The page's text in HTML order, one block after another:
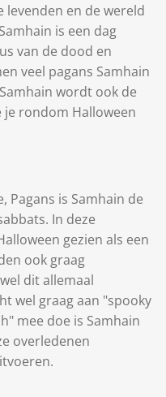
levenden en de wereld
is een dag
van de dood en
veel pagans Samhain
wordt ook de
je rondom Halloween
Pagans is Samhain de
In deze
gezien als een
ook graag
dit allemaal
wel graag aan "spooky
mee doe is Samhain
overledenen